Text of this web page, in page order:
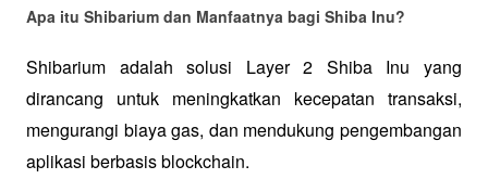
Apa itu Shibarium dan Manfaatnya bagi Shiba Inu?
Shibarium adalah solusi Layer 2 Shiba Inu yang
dirancang untuk meningkatkan kecepatan transaksi,
mengurangi biaya gas, dan mendukung pengembangan
aplikasi berbasis blockchain.